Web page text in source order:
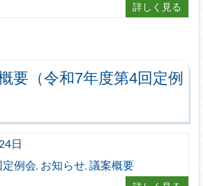
詳しく見る
要（令和7年度第4回定例
日
定例会, お知らせ, 議案概要